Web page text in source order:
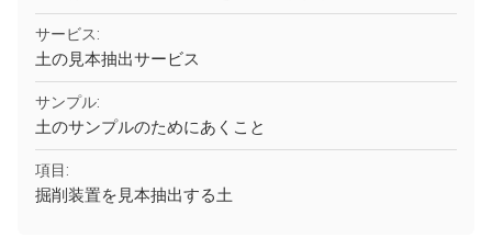
サービス:
土の見本抽出サービス
サンプル:
土のサンプルのためにあくこと
項目:
掘削装置を見本抽出する土